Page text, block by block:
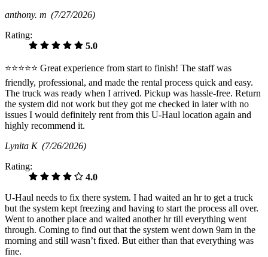
anthony. m (7/27/2026)
Rating:
5.0
⭐⭐⭐⭐⭐ Great experience from start to finish! The staff was
friendly, professional, and made the rental process quick and easy.
The truck was ready when I arrived. Pickup was hassle-free. Return
the system did not work but they got me checked in later with no
issues I would definitely rent from this U-Haul location again and
highly recommend it.
Lynita K (7/26/2026)
Rating:
4.0
U-Haul needs to fix there system. I had waited an hr to get a truck
but the system kept freezing and having to start the process all over.
Went to another place and waited another hr till everything went
through. Coming to find out that the system went down 9am in the
morning and still wasn’t fixed. But either than that everything was
fine.